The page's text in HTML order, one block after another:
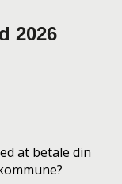
2026
at betale din